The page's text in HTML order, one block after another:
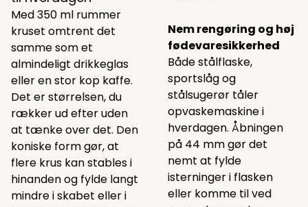
Med 350 ml rummer
kruset omtrent det
samme som et
almindeligt drikkeglas
eller en stor kop kaffe.
Det er størrelsen, du
rækker ud efter uden
at tænke over det. Den
koniske form gør, at
flere krus kan stables i
hinanden og fylde langt
mindre i skabet eller i
Nem rengøring og høj
fødevaresikkerhed
Både stålflaske,
sportslåg og
stålsugerør tåler
opvaskemaskine i
hverdagen. Åbningen
på 44 mm gør det
nemt at fylde
isterninger i flasken
eller komme til ved